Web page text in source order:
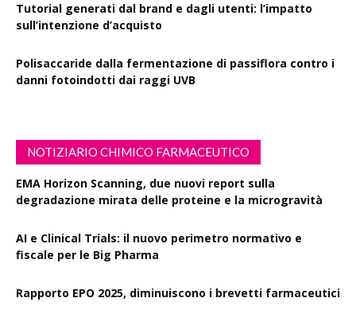
Tutorial generati dal brand e dagli utenti: l’impatto
sull’intenzione d’acquisto
Polisaccaride dalla fermentazione di passiflora contro i
danni fotoindotti dai raggi UVB
NOTIZIARIO CHIMICO FARMACEUTICO
EMA Horizon Scanning, due nuovi report sulla
degradazione mirata delle proteine e la microgravità
AI e Clinical Trials: il nuovo perimetro normativo e
fiscale per le Big Pharma
Rapporto EPO 2025, diminuiscono i brevetti farmaceutici